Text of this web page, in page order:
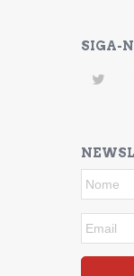
SIGA-